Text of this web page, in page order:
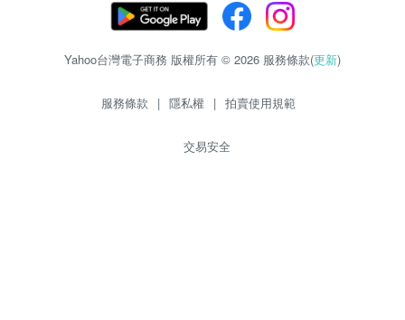
Yahoo台灣電子商務 版權所有 © 2026 服務條款(更新)
服務條款 | 隱私權 | 拍賣使用規範
交易安全